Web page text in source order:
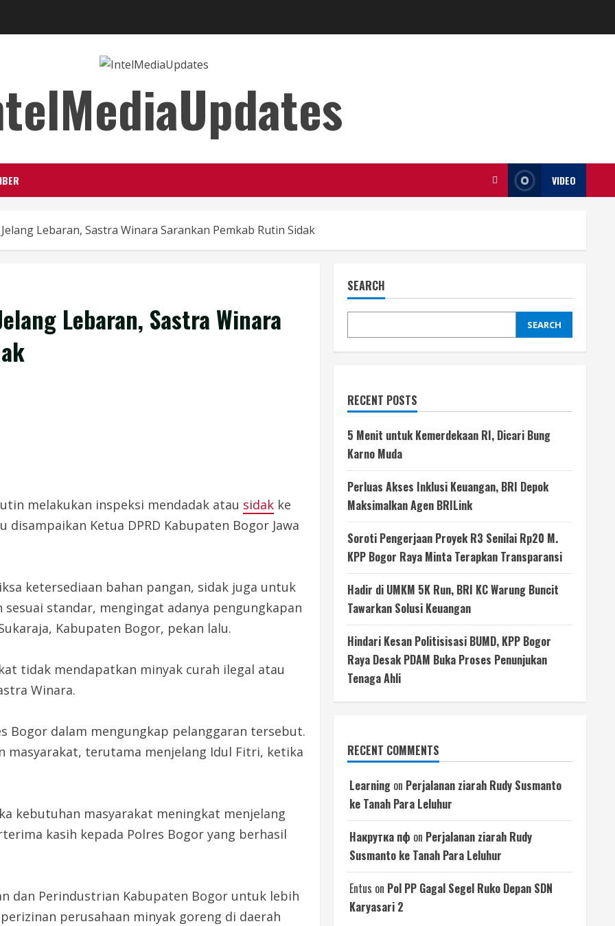
VIDEO
Lebaran, Sastra Winara Sarankan Pemkab Rutin Sidak
Lebaran, Sastra Winara
melakukan inspeksi mendadak atau sidak ke
Ketua DPRD Kabupaten Bogor Jawa
ketersediaan bahan pangan, sidak juga untuk
standar, mengingat adanya pengungkapan
Kabupaten Bogor, pekan lalu.
tidak mendapatkan minyak curah ilegal atau
Winara.
Bogor dalam mengungkap pelanggaran tersebut.
masyarakat, terutama menjelang Idul Fitri, ketika
kebutuhan masyarakat meningkat menjelang
kasih kepada Polres Bogor yang berhasil
dan Perindustrian Kabupaten Bogor untuk lebih
perusahaan minyak goreng di daerah
SEARCH
SEARCH
RECENT POSTS
5 Menit untuk Kemerdekaan RI, Dicari Bung
Karno Muda
Perluas Akses Inklusi Keuangan, BRI Depok
Maksimalkan Agen BRILink
Soroti Pengerjaan Proyek R3 Senilai Rp20 M.
KPP Bogor Raya Minta Terapkan Transparansi
Hadir di UMKM 5K Run, BRI KC Warung Buncit
Tawarkan Solusi Keuangan
Hindari Kesan Politisisasi BUMD, KPP Bogor
Raya Desak PDAM Buka Proses Penunjukan
Tenaga Ahli
RECENT COMMENTS
Learning on Perjalanan ziarah Rudy Susmanto
ke Tanah Para Leluhur
Накрутка пф on Perjalanan ziarah Rudy
Susmanto ke Tanah Para Leluhur
Entus on Pol PP Gagal Segel Ruko Depan SDN
Karyasari 2